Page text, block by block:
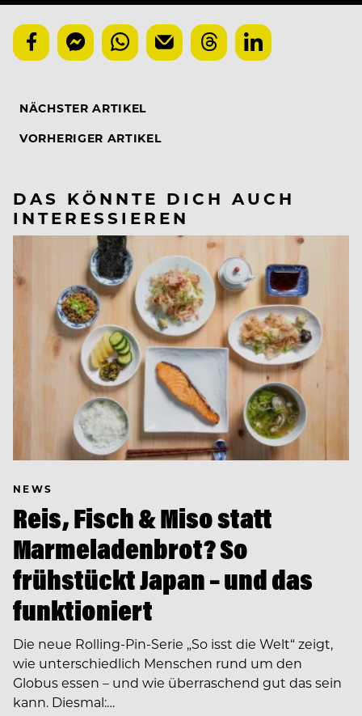
NÄCHSTER ARTIKEL
VORHERIGER ARTIKEL
DAS KÖNNTE DICH AUCH
INTERESSIEREN
NEWS
Reis, Fisch & Miso statt
Marmeladenbrot? So
frühstückt Japan – und das
funktioniert
Die neue Rolling-Pin-Serie „So isst die Welt“ zeigt,
wie unterschiedlich Menschen rund um den
Globus essen – und wie überraschend gut das sein
kann. Diesmal:…